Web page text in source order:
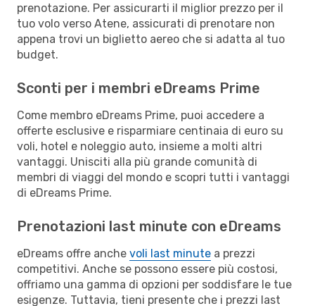
prenotazione. Per assicurarti il miglior prezzo per il
tuo volo verso Atene, assicurati di prenotare non
appena trovi un biglietto aereo che si adatta al tuo
budget.
Sconti per i membri eDreams Prime
Come membro eDreams Prime, puoi accedere a
offerte esclusive e risparmiare centinaia di euro su
voli, hotel e noleggio auto, insieme a molti altri
vantaggi. Unisciti alla più grande comunità di
membri di viaggi del mondo e scopri tutti i vantaggi
di eDreams Prime.
Prenotazioni last minute con eDreams
eDreams offre anche voli last minute a prezzi
competitivi. Anche se possono essere più costosi,
offriamo una gamma di opzioni per soddisfare le tue
esigenze. Tuttavia, tieni presente che i prezzi last